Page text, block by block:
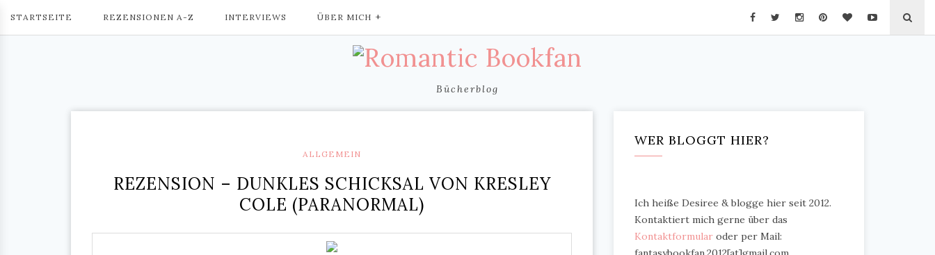
STARTSEITE REZENSIONEN A-Z INTERVIEWS ÜBER MICH
Bücherblog
ALLGEMEIN
REZENSION – DUNKLES SCHICKSAL VON KRESLEY
COLE (PARANORMAL)
WER BLOGGT HIER?
Ich heiße Desiree & blogge hier seit 2012.
Kontaktiert mich gerne über das
Kontaktformular oder per Mail: